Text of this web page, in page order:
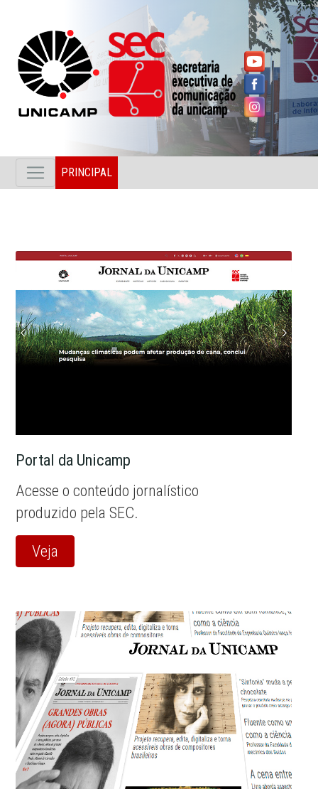
PRINCIPAL
Portal da Unicamp
Acesse o conteúdo jornalístico
produzido pela SEC.
Veja